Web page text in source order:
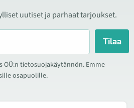
uutiset ja parhaat tarjoukset.
Tilaa
tietosuojakäytännön. Emme
osapuolille.